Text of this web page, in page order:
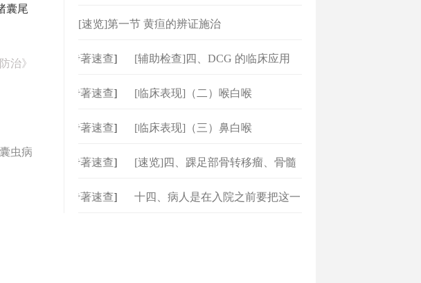
囊尾
治》
虫病
[速览]第一节 黄疸的辨证施治
专著速查] [辅助检查]四、DCG 的临床应用
专著速查] [临床表现]（二）喉白喉
专著速查] [临床表现]（三）鼻白喉
专著速查]
[速览]四、踝足部骨转移瘤、骨髓
专著速查]
十四、病人是在入院之前要把这一